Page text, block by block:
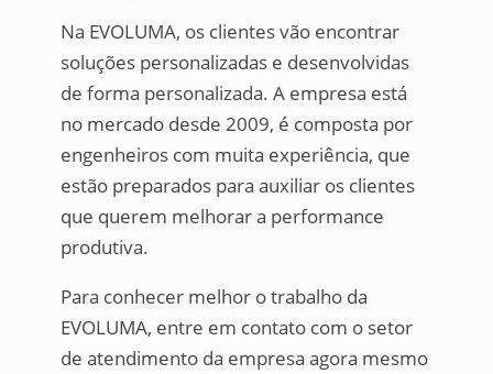
Na EVOLUMA, os clientes vão encontrar
soluções personalizadas e desenvolvidas
de forma personalizada. A empresa está
no mercado desde 2009, é composta por
engenheiros com muita experiência, que
estão preparados para auxiliar os clientes
que querem melhorar a performance
produtiva.
Para conhecer melhor o trabalho da
EVOLUMA, entre em contato com o setor
de atendimento da empresa agora mesmo